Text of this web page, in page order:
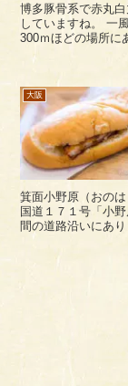
博多豚骨系で赤丸
していますね。 一
300ｍほどの場所にあります。 味噌赤丸ラ
大阪
箕面小野原（おの
国道１７１号「小
間の道路沿いにあります。 こっぺぱんって何？と